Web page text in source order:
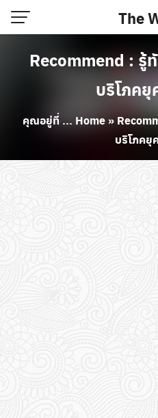
Skip
to
content
The
Recommend :
บริโภค
คุณอยู่ที่ ... Home»
บริโภคยุ